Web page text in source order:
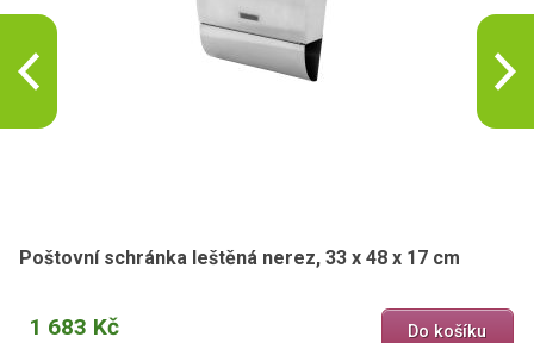
Poštovní schránka leštěná nerez, 33 x 48 x 17 cm
1 683 Kč Do košíku